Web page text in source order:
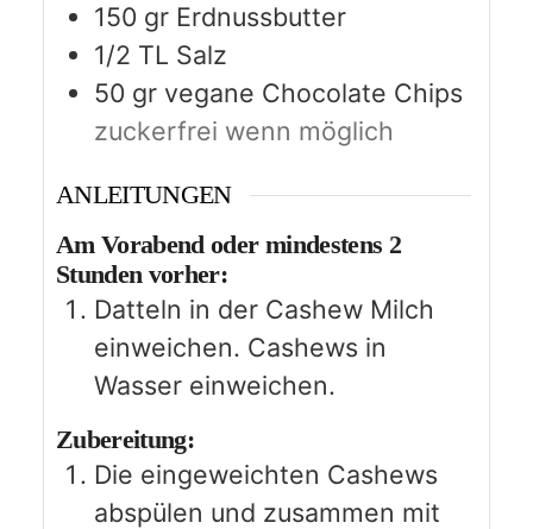
150 gr Erdnussbutter
1/2 TL Salz
50 gr vegane Chocolate Chips
zuckerfrei wenn möglich
ANLEITUNGEN
Am Vorabend oder mindestens 2
Stunden vorher:
Datteln in der Cashew Milch
einweichen. Cashews in
Wasser einweichen.
Zubereitung:
Die eingeweichten Cashews
abspülen und zusammen mit